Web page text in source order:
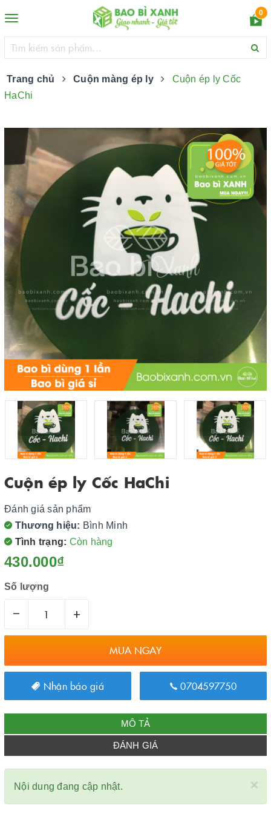
Toggle
navigation
0
Trang chủ Cuộn màng ép ly
Cuộn ép ly Cốc
HaChi
Cuộn ép ly Cốc HaChi
Đánh giá sản phẩm
Thương hiệu: Bình Minh
Tình trạng: Còn hàng
430.000₫
Số lượng
– +
MUA NGAY
Nhận báo giá 0704597750
MÔ TẢ
ĐÁNH GIÁ
×
Nội dung đang cập nhật.